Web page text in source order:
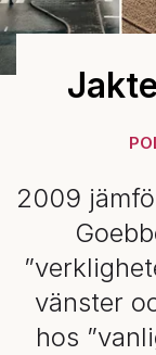
2009
vänster
hos